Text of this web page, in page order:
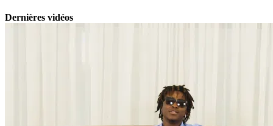
Dernières vidéos